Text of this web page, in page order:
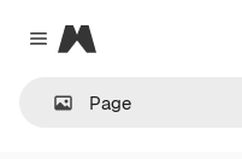
Close menu
Magnific